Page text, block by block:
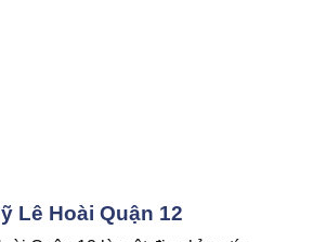
Lê Hoài Quận 12